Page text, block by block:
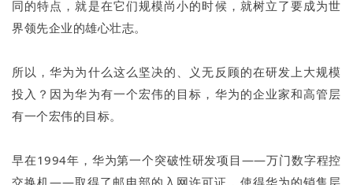
同的特点，就是在它们规模尚小的时候，就树立了要成为世
界领先企业的雄心壮志。
所以，华为为什么这么坚决的、义无反顾的在研发上大规模
投入？因为华为有一个宏伟的目标，华为的企业家和高管层
有一个宏伟的目标。
早在1994年，华为第一个突破性研发项目——万门数字程控